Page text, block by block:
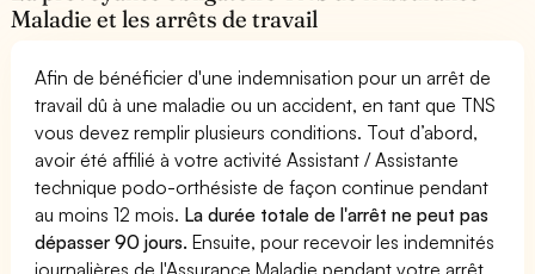
Maladie et les arrêts de travail
Afin de bénéficier d'une indemnisation pour un arrêt de
travail dû à une maladie ou un accident, en tant que TNS
vous devez remplir plusieurs conditions. Tout d’abord,
avoir été affilié à votre activité Assistant / Assistante
technique podo-orthésiste de façon continue pendant
au moins 12 mois. La durée totale de l'arrêt ne peut pas
dépasser 90 jours. Ensuite, pour recevoir les indemnités
journalières de l'Assurance Maladie pendant votre arrêt